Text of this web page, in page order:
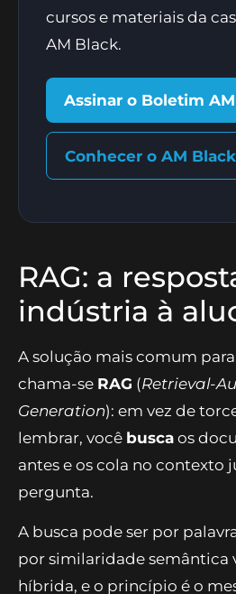
cursos e materiais da
AM Black.
Assinar o Boletim
Conhecer o AM
RAG: a
indústria à
A solução mais comum
chama-se RAG (Retrieval-
Generation): em vez de
lembrar, você busca os
antes e os cola no contexto
pergunta.
A busca pode ser por
por similaridade semântica
híbrida, e o princípio é o